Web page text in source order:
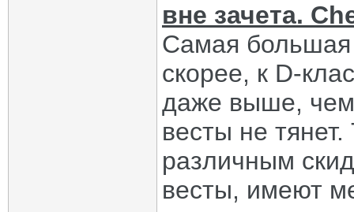
вне зачета.
Самая
скорее, к D-
даже выше, чем
весты не
различным
весты, имеют